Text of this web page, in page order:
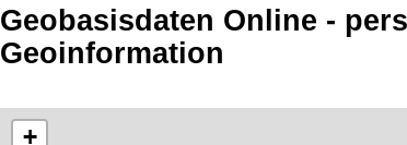
Geobasisdaten Online -
Geoinformation
+